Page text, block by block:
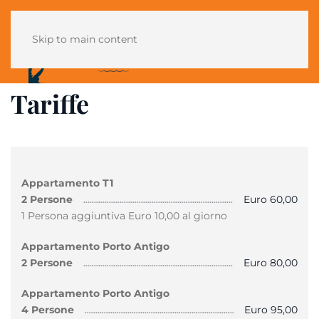
Skip to main content
Tariffe
Appartamento T1
2 Persone
Euro 60,00
1 Persona aggiuntiva Euro 10,00 al giorno
Appartamento Porto Antigo
2 Persone
Euro 80,00
Appartamento Porto Antigo
4 Persone
Euro 95,00